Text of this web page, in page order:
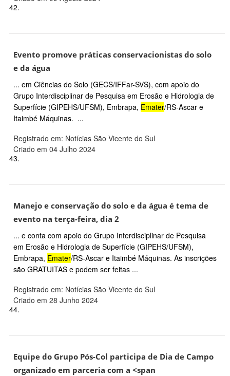
42.
Evento promove práticas conservacionistas do solo
e da água
... em Ciências do Solo (GECS/IFFar-SVS), com apoio do
Grupo Interdisciplinar de Pesquisa em Erosão e Hidrologia de
Superfície (GIPEHS/UFSM), Embrapa, Emater/RS-Ascar e
Itaimbé Máquinas. ...
Registrado em: Notícias São Vicente do Sul
Criado em 04 Julho 2024
43.
Manejo e conservação do solo e da água é tema de
evento na terça-feira, dia 2
... e conta com apoio do Grupo Interdisciplinar de Pesquisa
em Erosão e Hidrologia de Superfície (GIPEHS/UFSM),
Embrapa, Emater/RS-Ascar e Itaimbé Máquinas. As inscrições
são GRATUITAS e podem ser feitas ...
Registrado em: Notícias São Vicente do Sul
Criado em 28 Junho 2024
44.
Equipe do Grupo Pós-Col participa de Dia de Campo
organizado em parceria com a <span